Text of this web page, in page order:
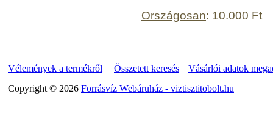
Országosan: 10.000 Ft
Vélemények a termékről | Összetett keresés | Vásárlói adatok
Copyright © 2026 Forrásvíz Webáruház - viztisztitobolt.hu